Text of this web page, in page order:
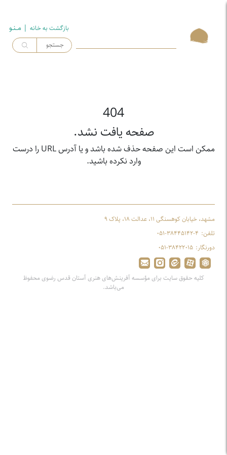
بازگشت به خـانه | مــنـو
404
صفحه یافت نشد.
ممکن است این صفحه حذف شده باشد و یا آدرس URL را درست
وارد نکرده باشید.
مشهد، خیابان کوهسنگی ۱۱، عدالت ۱۸، پلاک ۹
تلفن: ۰۵۱-۳۸۴۴۵۱۴۲-۴
دورنگار: ۰۵۱-۳۸۴۲۲۰۱۵
کلیه حقوق سایت برای مؤسسه آفرینش‌های هنری آستان قدس رضوی محفوظ
می‌باشد.